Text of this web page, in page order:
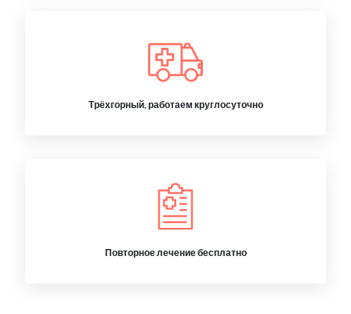
Трёхгорный, работаем круглосуточно
Повторное лечение бесплатно